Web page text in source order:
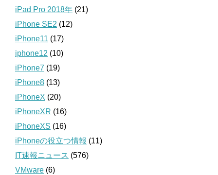
iPad Pro 2018年 (21)
iPhone SE2 (12)
iPhone11 (17)
iphone12 (10)
iPhone7 (19)
iPhone8 (13)
iPhoneX (20)
iPhoneXR (16)
iPhoneXS (16)
iPhoneの役立つ情報 (11)
IT速報ニュース (576)
VMware (6)